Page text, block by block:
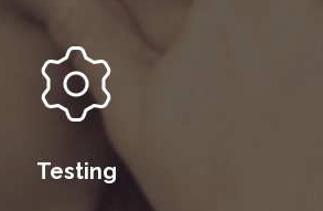
Testing